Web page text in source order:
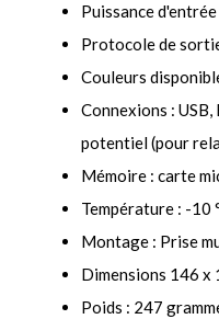
Puissance
Protocole de
Couleurs
Connexions :
potentiel (pour
Mémoire : carte
Température : -10
Montage : Prise
Dimensions 146 x
Poids : 247